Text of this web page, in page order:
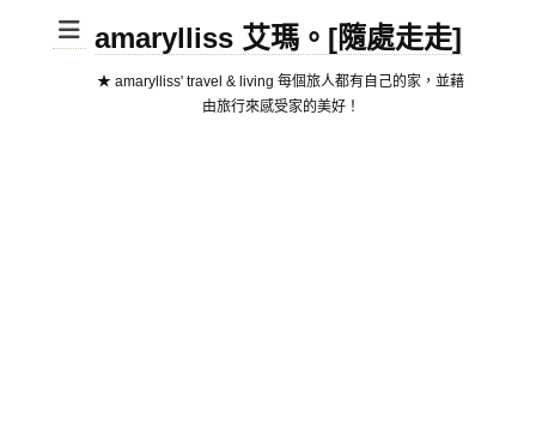
amarylliss 艾瑪。[隨處走走]
★ amarylliss' travel & living 每個旅人都有自己的家，並藉
由旅行來感受家的美好！